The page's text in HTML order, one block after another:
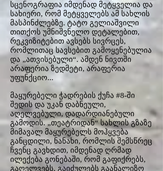
სცენოგრაფია იმდენად მეტყველია და
სახიერი, რომ მეტყველებს ამ სახლის
მასპინძლებზე. ტატო გელიაშვილი
თითქოს უმნიშვნელო დეტალებით,
რეკვიზიტებით ავსებს სივრცეს,
რომლითაც სავსებით გამოყენებულია
და „ათვისებული“. ამდენ ნივთში
არაფერია ზედმეტი, არაფერია
უფუნქციო...
მაყურებელი ჭადრების ქუჩა #8-ში
შედის და უკან დაბნეული,
აღელვებული, დადარდიანებული
გამოდის. „თეატრიდან“ სახლის გზაზე
მიმავალ მაყურებელს მოჰყვება
განცდილი, ნანახი, რომლის შემსწრეც
ჩვენც გავხდით, იმდენად ღრმად
ილექება გონებაში, რომ გაფიქრებს,
გაღელვებს, გაიძულებს გაანალიზო